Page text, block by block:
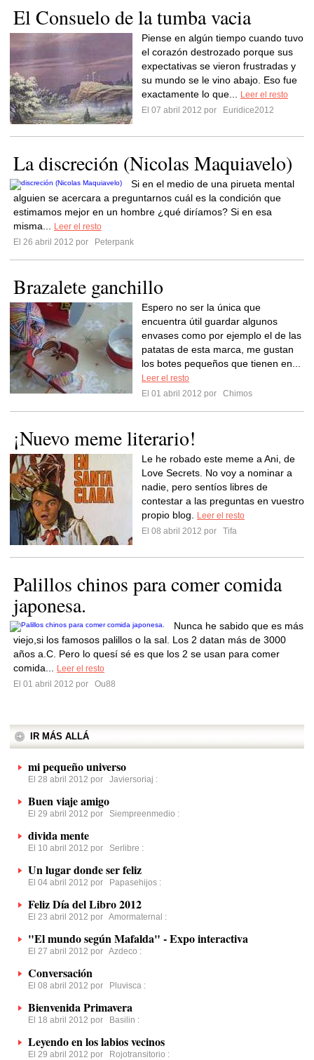
El Consuelo de la tumba vacia
Piense en algún tiempo cuando tuvo
el corazón destrozado porque sus
expectativas se vieron frustradas y
su mundo se le vino abajo. Eso fue
exactamente lo que...
Leer el resto
El 07 abril 2012 por
Euridice2012
La discreción (Nicolas Maquiavelo)
Si en el medio de una pirueta mental
alguien se acercara a preguntarnos cuál es la condición que
estimamos mejor en un hombre ¿qué diríamos? Si en esa
misma...
Leer el resto
El 26 abril 2012 por
Peterpank
Brazalete ganchillo
Espero no ser la única que
encuentra útil guardar algunos
envases como por ejemplo el de las
patatas de esta marca, me gustan
los botes pequeños que tienen en...
Leer el resto
El 01 abril 2012 por
Chimos
¡Nuevo meme literario!
Le he robado este meme a Ani, de
Love Secrets. No voy a nominar a
nadie, pero sentíos libres de
contestar a las preguntas en vuestro
propio blog.
Leer el resto
El 08 abril 2012 por
Tifa
Palillos chinos para comer comida
japonesa.
Nunca he sabido que es más
viejo,si los famosos palillos o la sal. Los 2 datan más de 3000
años a.C. Pero lo quesí sé es que los 2 se usan para comer
comida...
Leer el resto
El 01 abril 2012 por
Ou88
IR MÁS ALLÁ
mi pequeño universo
El 28 abril 2012 por Javiersoriaj :
Buen viaje amigo
El 29 abril 2012 por Siempreenmedio :
divida mente
El 10 abril 2012 por Serlibre :
Un lugar donde ser feliz
El 04 abril 2012 por Papasehijos :
Feliz Día del Libro 2012
El 23 abril 2012 por Amormaternal :
"El mundo según Mafalda" - Expo interactiva
El 27 abril 2012 por Azdeco :
Conversación
El 08 abril 2012 por Pluvisca :
Bienvenida Primavera
El 18 abril 2012 por Basilin :
Leyendo en los labios vecinos
El 29 abril 2012 por Rojotransitorio :